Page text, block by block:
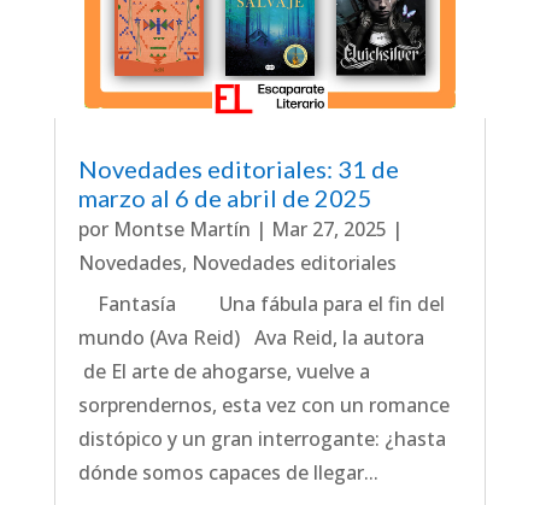
Novedades editoriales: 31 de
marzo al 6 de abril de 2025
por Montse Martín | Mar 27, 2025 |
Novedades, Novedades editoriales
Fantasía Una fábula para el fin del
mundo (Ava Reid) Ava Reid, la autora
de El arte de ahogarse, vuelve a
sorprendernos, esta vez con un romance
distópico y un gran interrogante: ¿hasta
dónde somos capaces de llegar...